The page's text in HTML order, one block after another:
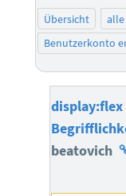
Übersicht alle
Benutzerkonto
display:flex
beatovich